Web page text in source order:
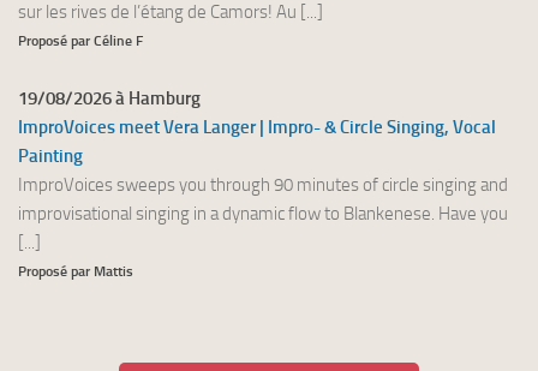
sur les rives de l’étang de Camors! Au [...]
Proposé par Céline F
19/08/2026 à Hamburg
ImproVoices meet Vera Langer | Impro- & Circle Singing, Vocal
Painting
ImproVoices sweeps you through 90 minutes of circle singing and
improvisational singing in a dynamic flow to Blankenese. Have you
[...]
Proposé par Mattis